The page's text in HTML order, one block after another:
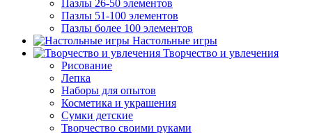
Пазлы 26-50 элементов
Пазлы 51-100 элементов
Пазлы более 100 элементов
Настольные игры
Творчество и увлечения
Рисование
Лепка
Наборы для опытов
Косметика и украшения
Сумки детские
Творчество своими руками